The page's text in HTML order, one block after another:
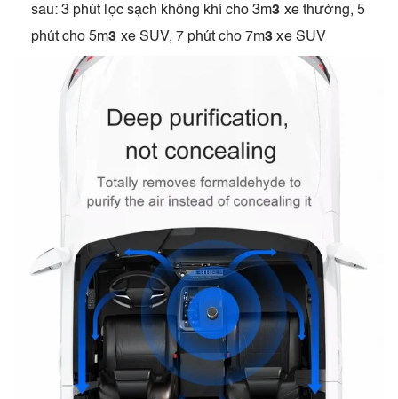
sau: 3 phút lọc sạch không khí cho 3m3 xe thường, 5
phút cho 5m3 xe SUV, 7 phút cho 7m3 xe SUV